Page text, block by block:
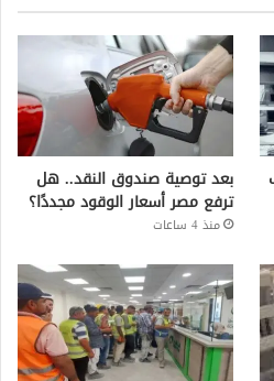
بعد توصية صندوق النقد.. هل
ترفع مصر أسعار الوقود مجددًا؟
منذ 4 ساعات